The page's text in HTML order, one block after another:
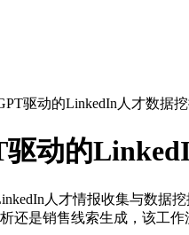
驱动的LinkedIn人才数据
驱动的
人才情报收集与数据
还是销售线索生成，该工